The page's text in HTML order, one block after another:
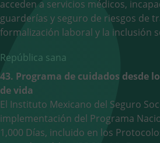
acceden a servicios médicos,
guarderías y seguro de riesgos de
formalización laboral y la inclusión
República sana
43. Programa de cuidados desde
de vida
El Instituto Mexicano del Seguro
implementación del Programa
1,000 Días, incluido en los